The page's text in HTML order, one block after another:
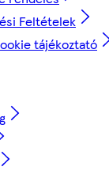
Feltételek
tájékoztató